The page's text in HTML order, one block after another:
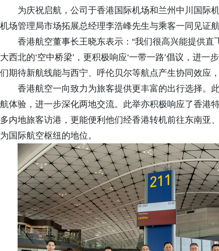
为庆祝启航，公司于香港国际机场和兰州中川国际
机场管理局市场拓展总经理李浩峰先生与乘客一同见证
香港航空董事长王晓东表示：“我们很高兴能提供
大西北的‘空中桥梁’，更积极响应‘一带一路’倡议，进
们期待新航线能与西宁、呼伦贝尔等航点产生协同效应
香港航空一向致力为旅客提供更丰富的出行选择。
航体验，进一步深化两地交流。此举亦积极响应了香港
多内地旅客访港，更能便利他们经香港转机前往东南亚
为国际航空枢纽的地位。